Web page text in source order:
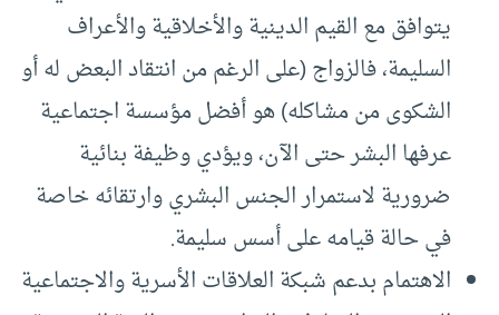
يتوافق مع القيم الدينية والأخلاقية والأعراف
السليمة، فالزواج (على الرغم من انتقاد البعض له أو
الشكوى من مشاكله) هو أفضل مؤسسة اجتماعية
عرفها البشر حتى الآن، ويؤدي وظيفة بنائية
ضرورية لاستمرار الجنس البشري وارتقائه خاصة
في حالة قيامه على أسس سليمة.
الاهتمام بدعم شبكة العلاقات الأسرية والاجتماعية